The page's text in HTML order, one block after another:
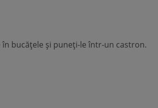
bucăţele şi puneţi-le într-un castron.